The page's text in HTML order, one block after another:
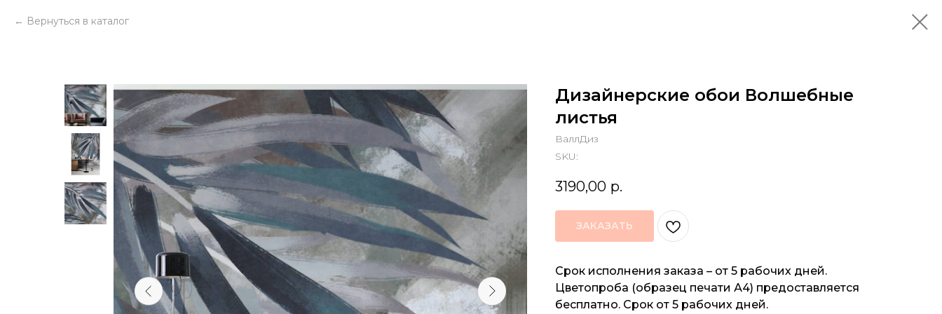
Вернуться в каталог
Дизайнерские обои Волшебные
листья
ВаллДиз
SKU:
3190,00 р.
ЗАКАЗАТЬ
Срок исполнения заказа – от 5 рабочих дней.
Цветопроба (образец печати А4) предоставляется
бесплатно. Срок от 5 рабочих дней.